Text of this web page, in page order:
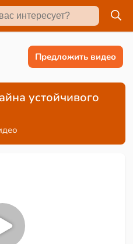
Предложить видео
устойчивого